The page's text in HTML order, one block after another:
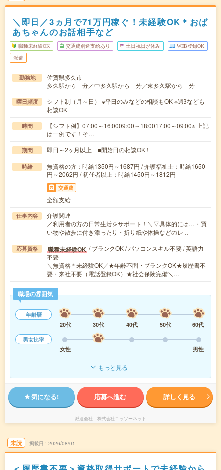
＼即日／3ヵ月で71万円稼ぐ！未経験OK＊おば
あちゃんのお話相手など
職種未経験OK 交通費別途支給あり 土日祝日が休み WEB登録OK
派遣
勤務地
佐賀県多久市
多久駅から---分／中多久駅から---分／東多久駅から---分
曜日頻度
シフト制（月～日） ※平日のみなどの相談もOK ※週3なども
相談OK
時間
【シフト例】07:00～16:0009:00～18:0017:00～09:00※ 上記
は一例です！そ…
期間 即日～2ヶ月以上 ■開始日の相談OK！
時給
無資格の方：時給1350円～1687円 / 介護福祉士：時給1650
円～2062円 / 初任者以上：時給1450円～1812円
交通費
全額支給
仕事内容
介護関連
／利用者の方の日常生活をサポート！＼▽具体的には…・買
い物や散歩に付き添ったり・折り紙や体操などのレ…
応募資格 職種未経験OK / ブランクOK / パソコンスキル不要 / 英語力
不要
＼無資格＊未経験OK／★年齢不問・ブランクOK★履歴書不
要・来社不要（電話登録OK）★社会保険完備＼…
職場の雰囲気
年齢層
20代
30代 40代 50代
60代
男女比率
女性
男性
もっと見る
気になる! 応募へ進む 詳しく見る
派遣会社 株式会社ニッソーネット
未読 掲載日 2026/08/01